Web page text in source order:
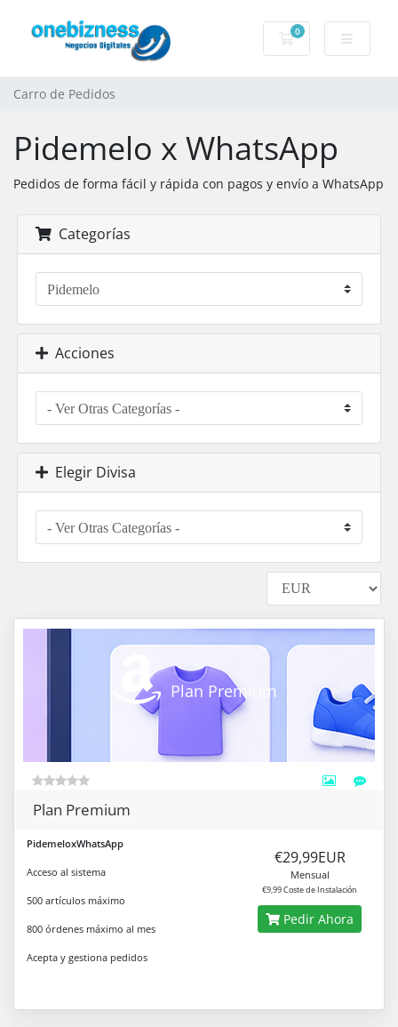
0
Carro de Pedidos
Carro de Pedidos
Pidemelo x WhatsApp
Pedidos de forma fácil y rápida con pagos y envío a WhatsApp
Categorías
Acciones
Elegir Divisa
Plan Premium
PidemeloxWhatsApp
Acceso al sistema
500 artículos máximo
800 órdenes máximo al mes
Acepta y gestiona pedidos
€29,99EUR
Mensual
€9,99 Coste de Instalación
Pedir Ahora
Plan Premium